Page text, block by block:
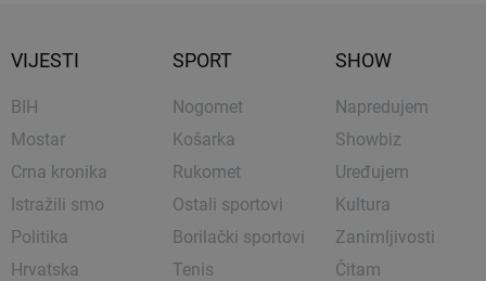
VIJESTI
BIH
Mostar
Crna kronika
Istražili smo
Politika
Hrvatska
SPORT
Nogomet
Košarka
Rukomet
Ostali sportovi
Borilački sportovi
Tenis
SHOW
Napredujem
Showbiz
Uređujem
Kultura
Zanimljivosti
Čitam